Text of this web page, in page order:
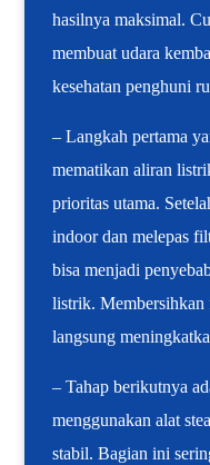
hasilnya maksimal.
membuat udara
kesehatan penghuni
– Langkah pertama
mematikan aliran
prioritas utama.
indoor dan melepas
bisa menjadi
listrik. Membersihkan
langsung
– Tahap berikutnya
menggunakan alat
stabil. Bagian ini